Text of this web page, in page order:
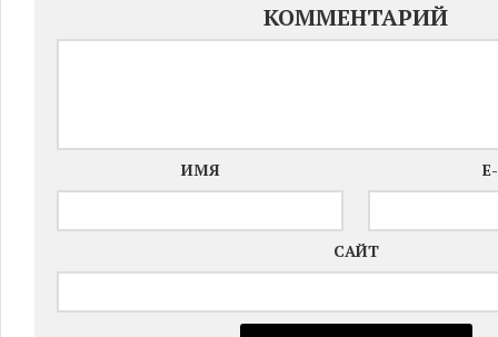
КОММЕНТАРИЙ
ИМЯ
САЙТ